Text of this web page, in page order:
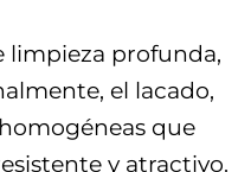
limpieza profunda,
el lacado,
que
y atractivo.